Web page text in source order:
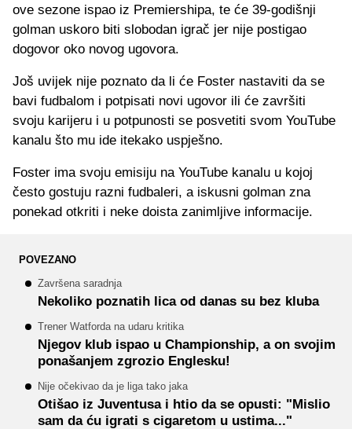
ove sezone ispao iz Premiershipa, te će 39-godišnji
golman uskoro biti slobodan igrač jer nije postigao
dogovor oko novog ugovora.
Još uvijek nije poznato da li će Foster nastaviti da se
bavi fudbalom i potpisati novi ugovor ili će završiti
svoju karijeru i u potpunosti se posvetiti svom YouTube
kanalu što mu ide itekako uspješno.
Foster ima svoju emisiju na YouTube kanalu u kojoj
često gostuju razni fudbaleri, a iskusni golman zna
ponekad otkriti i neke doista zanimljive informacije.
POVEZANO
Završena saradnja
Nekoliko poznatih lica od danas su bez kluba
Trener Watforda na udaru kritika
Njegov klub ispao u Championship, a on svojim
ponašanjem zgrozio Englesku!
Nije očekivao da je liga tako jaka
Otišao iz Juventusa i htio da se opusti: "Mislio
sam da ću igrati s cigaretom u ustima..."